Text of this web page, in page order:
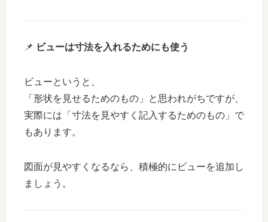
📌 ビューは寸法を入れるためにも使う
ビューというと、
「形状を見せるためのもの」と思われがちですが、
実際には「寸法を見やすく記入するためのもの」で
もあります。
図面が見やすくなるなら、積極的にビューを追加し
ましょう。